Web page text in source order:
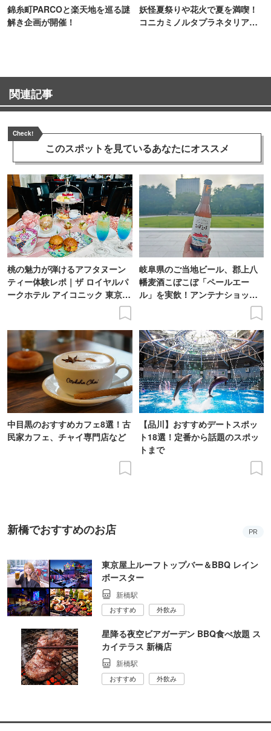
錦糸町PARCOと楽天地を巡る謎
解き企画が開催！
妖怪夏祭りや花火で夏を満喫！
コニカミノルタプラネタリア
関連記事
Check!
このスポットを見ているあなたにオススメ
桃の魅力が弾けるアフタヌーン
ティー体験レポ｜ザ ロイヤルパ
ークホテル アイコニック 東京汐
岐阜県のご当地ビール、郡上八
幡麦酒こぼこぼ「ペールエー
ル」を実飲！アンテナショップ
中目黒のおすすめカフェ8選！古
民家カフェ、チャイ専門店など
【品川】おすすめデートスポッ
ト18選！定番から話題のスポッ
トまで
新橋でおすすめのお店 PR
東京屋上ルーフトップバー＆BBQ レイン
ボースター
新橋駅
おすすめ 外飲み
星降る夜空ビアガーデン BBQ食べ放題 ス
カイテラス 新橋店
新橋駅
おすすめ 外飲み